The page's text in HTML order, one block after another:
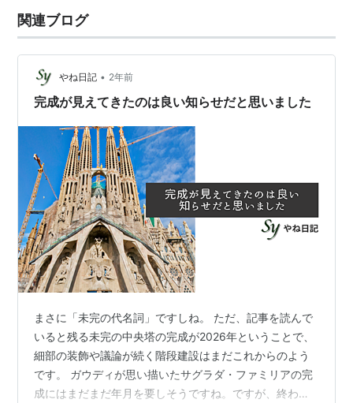
関連ブログ
やね日記 • 2年前
完成が見えてきたのは良い知らせだと思いました
まさに「未完の代名詞」ですしね。 ただ、記事を読んで
いると残る未完の中央塔の完成が2026年ということで、
細部の装飾や議論が続く階段建設はまだこれからのよう
です。 ガウディが思い描いたサグラダ・ファミリアの完
成にはまだまだ年月を要しそうですね。ですが、終わり